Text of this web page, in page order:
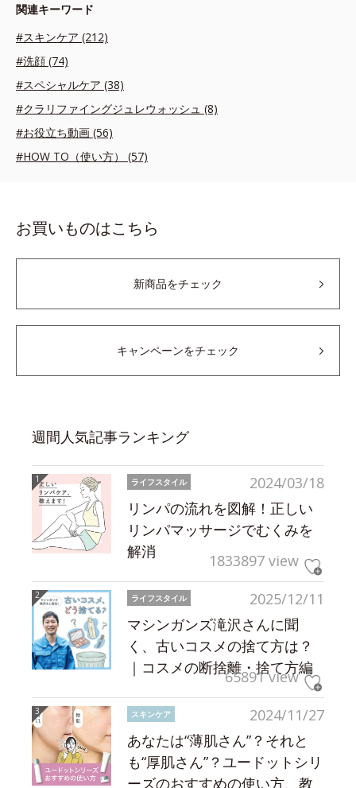
関連キーワード
#スキンケア (212)
#洗顔 (74)
#スペシャルケア (38)
#クラリファイングジュレウォッシュ (8)
#お役立ち動画 (56)
#HOW TO（使い方） (57)
お買いものはこちら
新商品をチェック
キャンペーンをチェック
週間人気記事ランキング
2024/03/18
ライフスタイル
リンパの流れを図解！正しい
リンパマッサージでむくみを
解消
1833897 view
2025/12/11
ライフスタイル
マシンガンズ滝沢さんに聞
く、古いコスメの捨て方は？
｜コスメの断捨離・捨て方編
65891 view
2024/11/27
スキンケア
あなたは“薄肌さん”？それと
も“厚肌さん”？ユードットシリ
ーズのおすすめの使い方、教